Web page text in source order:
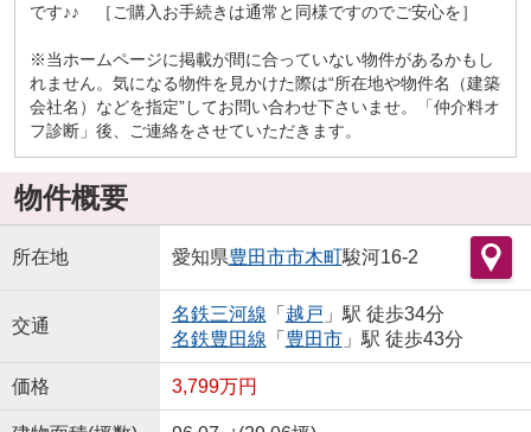
です♪♪ ［ご購入お手続きは通常と同様ですのでご安心を］
※当ホームページに掲載が間に合っていない物件があるかもし
れません。気になる物件を見かけた際は“所在地や物件名（建築
会社名）などを指定”してお問い合わせ下さいませ。「仲介料オ
フ診断」後、ご連絡をさせていただきます。
物件概要
所在地 愛知県豊田市市木町駿河16-2
交通
名鉄三河線 「 越戸 」駅 徒歩34分
名鉄豊田線 「 豊田市」駅 徒歩43分
価格 3,799万円